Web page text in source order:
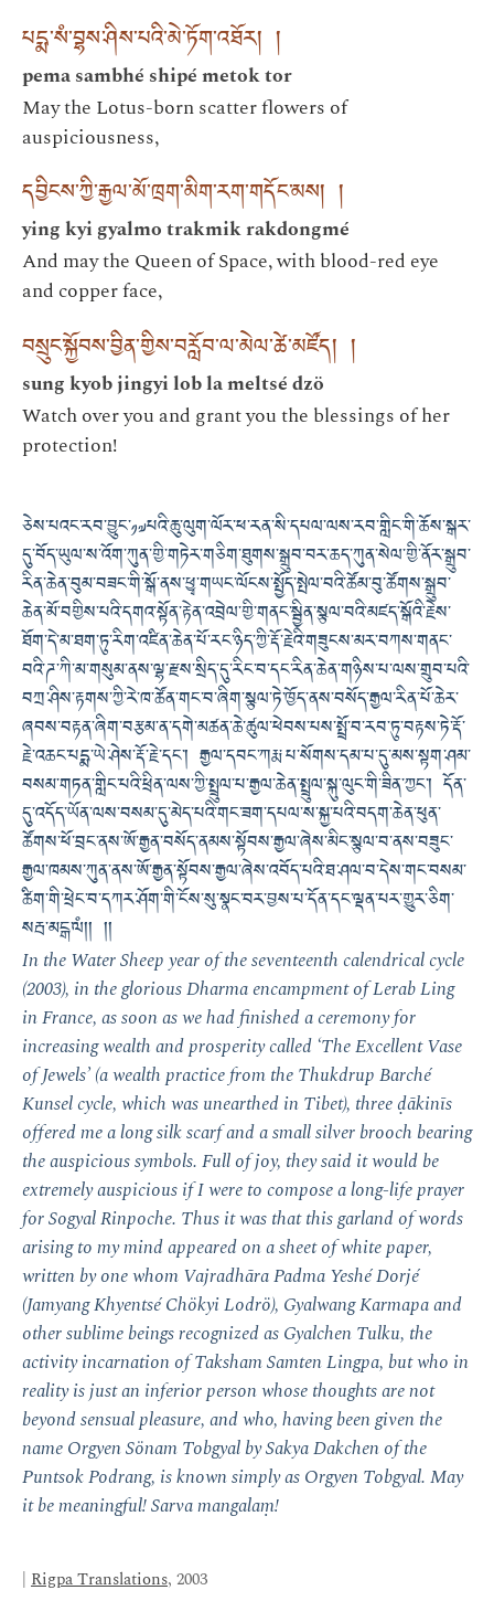
པདྨ་སཾ་བྷས་ཤིས་པའི་མེ་ཏོག་འཐོར། །
pema sambhé shipé metok tor
May the Lotus-born scatter flowers of
auspiciousness,
དབྱིངས་ཀྱི་རྒྱལ་མོ་ཁྲག་མིག་རག་གདོང་མས། །
ying kyi gyalmo trakmik rakdongmé
And may the Queen of Space, with blood-red eye
and copper face,
བསྲུང་སྐྱོབས་བྱིན་གྱིས་བརློབ་ལ་མེལ་ཚེ་མཛོད། །
sung kyob jingyi lob la meltsé dzö
Watch over you and grant you the blessings of her
protection!
ཅེས་པའང་རབ་བྱུང་༡༧པའི་ཆུ་ལུག་ལོར་ཕ་རན་སི་དཔལ་ལས་རབ་གླིང་གི་ཆོས་སྒར་
དུ་བོད་ཡུལ་ས་འོག་ཀུན་གྱི་གཏེར་གཅིག་ཐུགས་སྒྲུབ་བར་ཆད་ཀུན་སེལ་གྱི་ནོར་སྒྲུབ་
རིན་ཆེན་བུམ་བཟང་གི་སྒོ་ནས་ཕྱྭ་གཡང་ལོངས་སྤྱོད་སྤེལ་བའི་ཚོམ་བུ་ཚོགས་སྒྲུབ་
ཆེན་མོ་བགྱིས་པའི་དགའ་སྟོན་རྟེན་འབྲེལ་གྱི་གནང་སྦྱིན་སྩལ་བའི་མཛད་སྒོའི་རྗེས་
ཐོག་དེ་མ་ཐག་ཏུ་རིག་འཛིན་ཆེན་པོ་རང་ཉིད་ཀྱི་རྡོ་རྗེའི་གཟུངས་མར་བཀས་གནང་
བའི་ཌ་ཀི་མ་གསུམ་ནས་ལྷ་རྫས་སྲིད་དུ་རིང་བ་དང་རིན་ཆེན་གཉིས་པ་ལས་གྲུབ་པའི་
བཀྲ་ཤིས་རྟགས་ཀྱི་རེ་ཁ་ཚོན་གང་བ་ཞིག་སྩལ་ཏེ་ཁྱོད་ནས་བསོད་རྒྱལ་རིན་པོ་ཆེར་
ཞབས་བརྟན་ཞིག་བརྩམ་ན་དགེ་མཚན་ཆེ་ཚུལ་ཕེབས་པས་སྤྲོ་བ་རབ་ཏུ་བརྟས་ཏེ་རྡོ་
རྗེ་འཆང་པདྨ་ཡེ་ཤེས་རྡོ་རྗེ་དང༌། རྒྱལ་དབང་ཀརྨ་པ་སོགས་དམ་པ་དུ་མས་སྟག་ཤམ་
བསམ་གཏན་གླིང་པའི་ཕྲིན་ལས་ཀྱི་སྤྲུལ་པ་རྒྱལ་ཆེན་སྤྲུལ་སྐུ་ལུང་གི་ཟིན་ཀྱང༌། དོན་
དུ་འདོད་ཡོན་ལས་བསམ་དུ་མེད་པའི་གང་ཟག་དཔལ་ས་སྐྱ་པའི་བདག་ཆེན་ཕུན་
ཚོགས་ཕོ་བྲང་ནས་ཨོ་རྒྱན་བསོད་ནམས་སྟོབས་རྒྱལ་ཞེས་མིང་སྩལ་བ་ནས་བཟུང་
རྒྱལ་ཁམས་ཀུན་ནས་ཨོ་རྒྱན་སྟོབས་རྒྱལ་ཞེས་འབོད་པའི་ཐ་ཤལ་བ་དེས་གང་བསམ་
ཚིག་གི་ཕྲེང་བ་དཀར་ཤོག་གི་ངོས་སུ་སྣང་བར་བྱས་པ་དོན་དང་ལྡན་པར་གྱུར་ཅིག་
སརྦ་མངྒ་ལཾ།། །།
In the Water Sheep year of the seventeenth calendrical cycle
(2003), in the glorious Dharma encampment of Lerab Ling
in France, as soon as we had finished a ceremony for
increasing wealth and prosperity called ‘The Excellent Vase
of Jewels’ (a wealth practice from the Thukdrup Barché
Kunsel cycle, which was unearthed in Tibet), three ḍākinīs
offered me a long silk scarf and a small silver brooch bearing
the auspicious symbols. Full of joy, they said it would be
extremely auspicious if I were to compose a long-life prayer
for Sogyal Rinpoche. Thus it was that this garland of words
arising to my mind appeared on a sheet of white paper,
written by one whom Vajradhāra Padma Yeshé Dorjé
(Jamyang Khyentsé Chökyi Lodrö), Gyalwang Karmapa and
other sublime beings recognized as Gyalchen Tulku, the
activity incarnation of Taksham Samten Lingpa, but who in
reality is just an inferior person whose thoughts are not
beyond sensual pleasure, and who, having been given the
name Orgyen Sönam Tobgyal by Sakya Dakchen of the
Puntsok Podrang, is known simply as Orgyen Tobgyal. May
it be meaningful! Sarva mangalaṃ!
| Rigpa Translations, 2003